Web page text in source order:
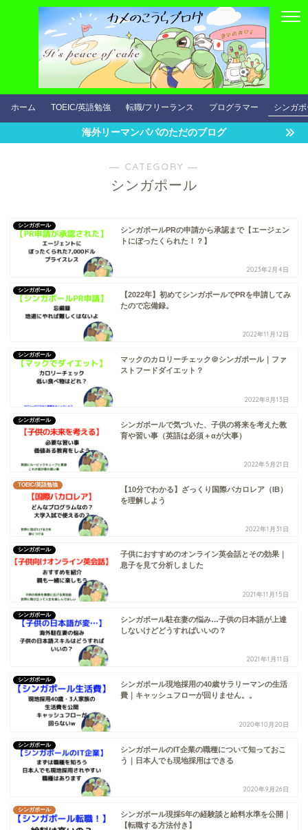
ホーム TOEIC/英語勉強 転職/フリーランス プログラマー シンガ
海外リーマンパパのただのブログ
― CATEGORY ―
シンガポール
シンガポール
シンガポールPRの申請から承認まで【エージェン
トにぼったくられた！？】
2023年2月4日
シンガポール
【2022年】初めてシンガポールでPRを申請してみ
たので忘備録。
2022年11月12日
シンガポール
マックのカロリーチェック＠シンガポール｜ファ
ストフードダイエット？
2022年8月13日
シンガポール
シンガポールで気づいた、子供の将来を考えた教
育や習い事（英語は必須＋αが大事）
2022年5月21日
TOEIC/英語勉強
【10分でわかる】ざっくり国際バカロレア（IB）
を理解しよう
2022年1月31日
シンガポール
子供におすすめのオンライン英会話とその効果｜
息子を見て分析しました
2021年11月15日
シンガポール
シンガポール駐在妻の悩み…子供の日本語が上達
しないけどどうすればいいの？
2021年1月11日
シンガポール
シンガポール現地採用の40歳サラリーマンの生活
費｜キャッシュフローが回りません。。
2020年10月20日
シンガポール
シンガポールのIT企業の職種について知っておこ
う｜日本人でも現地採用はできる
2020年9月26日
シンガポール
シンガポール現採5年の経験談と給料水準を公開｜
【転職する方法付き】